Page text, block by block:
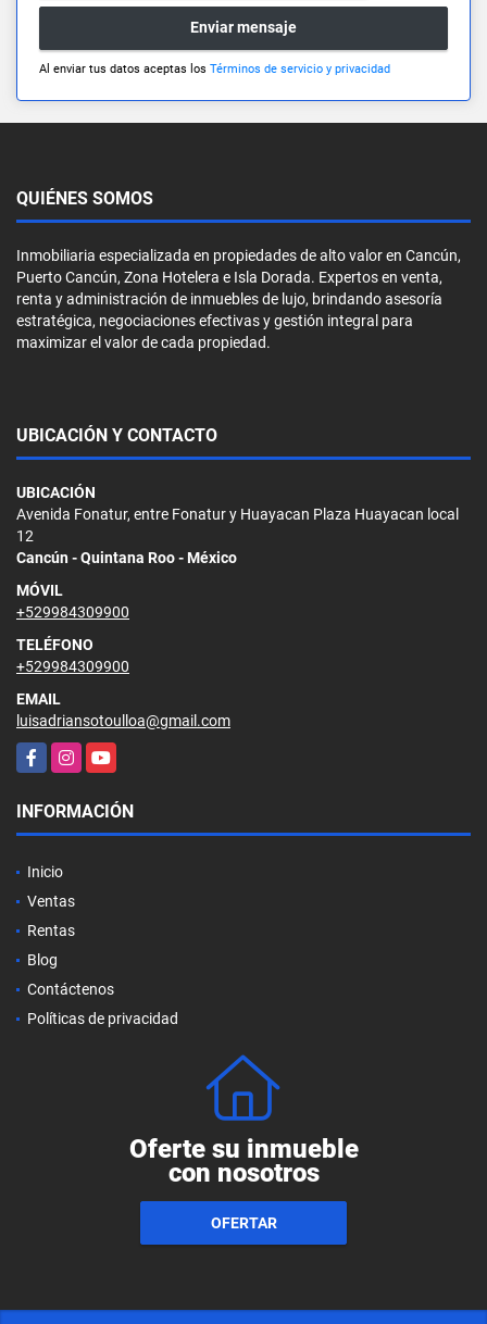
Enviar mensaje
Al enviar tus datos aceptas los Términos de servicio y privacidad
QUIÉNES SOMOS
Inmobiliaria especializada en propiedades de alto valor en Cancún,
Puerto Cancún, Zona Hotelera e Isla Dorada. Expertos en venta,
renta y administración de inmuebles de lujo, brindando asesoría
estratégica, negociaciones efectivas y gestión integral para
maximizar el valor de cada propiedad.
UBICACIÓN Y CONTACTO
UBICACIÓN
Avenida Fonatur, entre Fonatur y Huayacan Plaza Huayacan local
12
Cancún - Quintana Roo - México
MÓVIL
+529984309900
TELÉFONO
+529984309900
EMAIL
luisadriansotoulloa@gmail.com
FacebookInstagramYouTube
INFORMACIÓN
Inicio
Ventas
Rentas
Blog
Contáctenos
Políticas de privacidad
Oferte su inmueble
con nosotros
OFERTAR